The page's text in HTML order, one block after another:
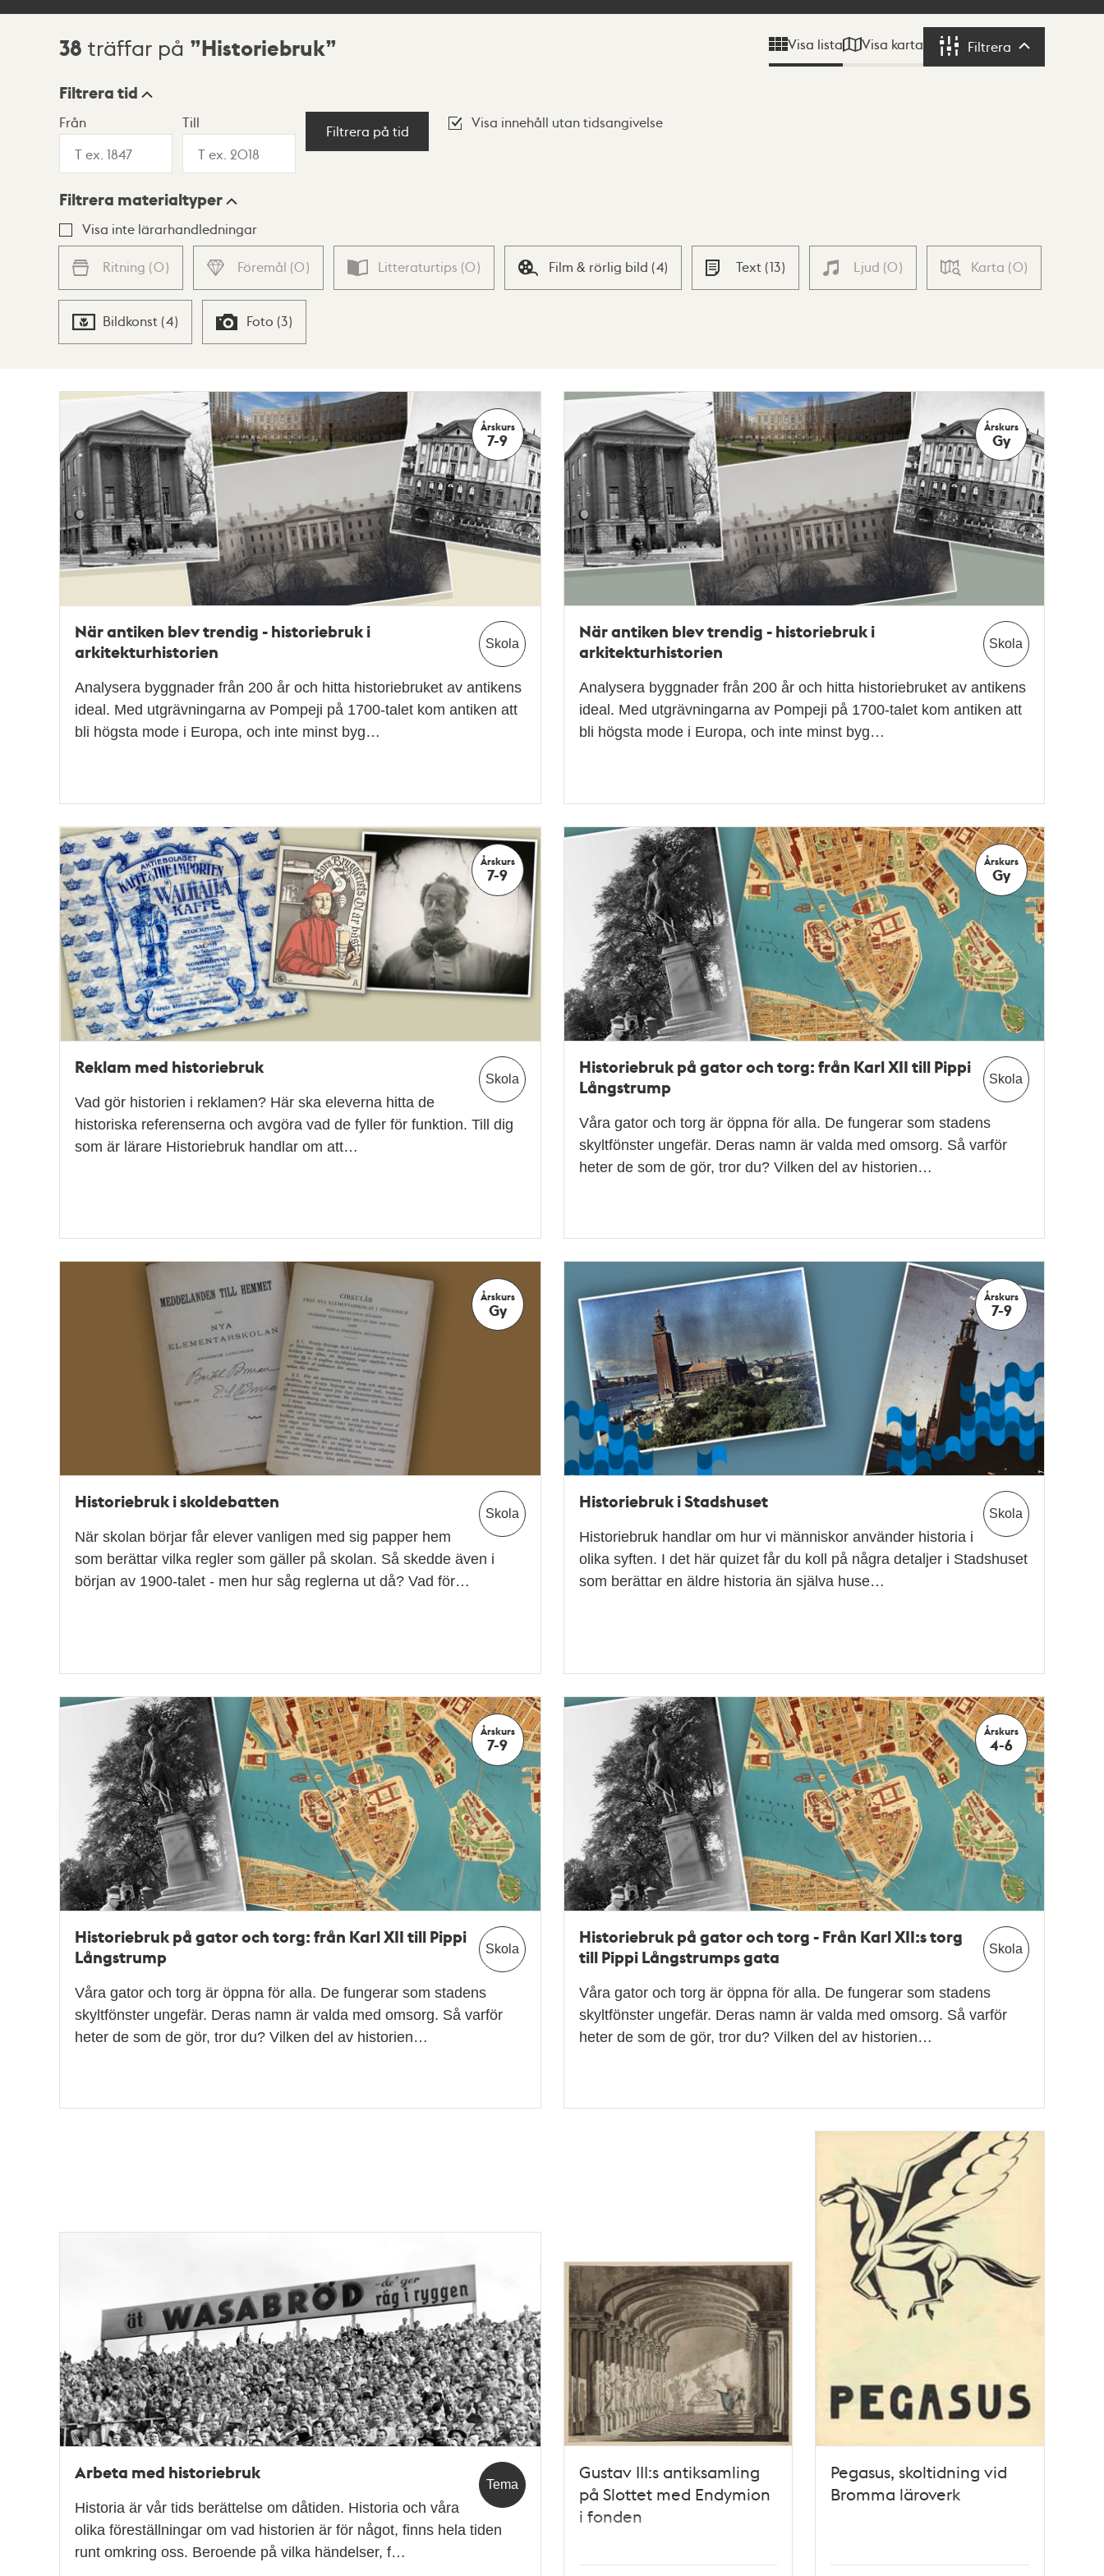
Sökresultat
38 träffar på Historiebruk Visa lista Visa karta Filtrera Filtrera
Visningsläge
Lista Karta
Filtrera tid
Från Till
Filtrera på tid
Visa innehåll utan tidsangivelse
Filtrera materialtyper
Visa inte lärarhandledningar
Ritning (0) Föremål (0) Litteraturtips (0) Film & rörlig bild (4) Text (13) Ljud (0) Karta (0)
Bildkonst (4) Foto (3)
Årskurs
7-9
Skola
När antiken blev trendig - historiebruk i
arkitekturhistorien
Analysera byggnader från 200 år och hitta historiebruket av antikens
ideal. Med utgrävningarna av Pompeji på 1700-talet kom antiken att
bli högsta mode i Europa, och inte minst byg…
Årskurs
Gy
Skola
När antiken blev trendig - historiebruk i
arkitekturhistorien
Analysera byggnader från 200 år och hitta historiebruket av antikens
ideal. Med utgrävningarna av Pompeji på 1700-talet kom antiken att
bli högsta mode i Europa, och inte minst byg…
Årskurs
7-9
Skola
Reklam med historiebruk
Vad gör historien i reklamen? Här ska eleverna hitta de
historiska referenserna och avgöra vad de fyller för funktion. Till dig
som är lärare Historiebruk handlar om att…
Årskurs
Gy
Skola
Historiebruk på gator och torg: från Karl XII till Pippi
Långstrump
Våra gator och torg är öppna för alla. De fungerar som stadens
skyltfönster ungefär. Deras namn är valda med omsorg. Så varför
heter de som de gör, tror du? Vilken del av historien…
Årskurs
Gy
Skola
Historiebruk i skoldebatten
När skolan börjar får elever vanligen med sig papper hem
som berättar vilka regler som gäller på skolan. Så skedde även i
början av 1900-talet - men hur såg reglerna ut då? Vad för…
Årskurs
7-9
Skola
Historiebruk i Stadshuset
Historiebruk handlar om hur vi människor använder historia i
olika syften. I det här quizet får du koll på några detaljer i Stadshuset
som berättar en äldre historia än själva huse…
Årskurs
7-9
Skola
Historiebruk på gator och torg: från Karl XII till Pippi
Långstrump
Våra gator och torg är öppna för alla. De fungerar som stadens
skyltfönster ungefär. Deras namn är valda med omsorg. Så varför
heter de som de gör, tror du? Vilken del av historien…
Årskurs
4-6
Skola
Historiebruk på gator och torg - Från Karl XII:s torg
till Pippi Långstrumps gata
Våra gator och torg är öppna för alla. De fungerar som stadens
skyltfönster ungefär. Deras namn är valda med omsorg. Så varför
heter de som de gör, tror du? Vilken del av historien…
Tema
Arbeta med historiebruk
Historia är vår tids berättelse om dåtiden. Historia och våra
olika föreställningar om vad historien är för något, finns hela tiden
runt omkring oss. Beroende på vilka händelser, f…
Gustav III:s antiksamling
på Slottet med Endymion
i fonden
Pegasus, skoltidning vid
Bromma läroverk